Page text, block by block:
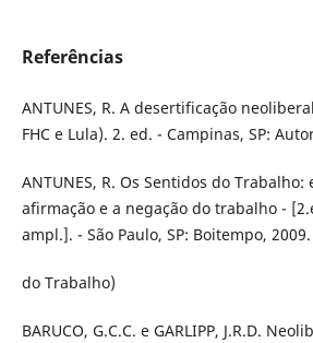
Referências
ANTUNES, R. A desertificação
FHC e Lula). 2. ed. - Campinas, SP:
ANTUNES, R. Os Sentidos do Trabalho:
afirmação e a negação do trabalho -
ampl.]. - São Paulo, SP: Boitempo,
do Trabalho)
BARUCO, G.C.C. e GARLIPP, J.R.D.